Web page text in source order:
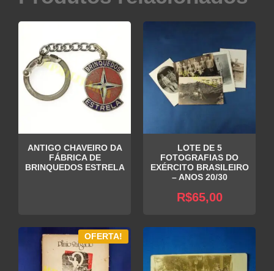
ANTIGO CHAVEIRO DA
FÁBRICA DE
BRINQUEDOS ESTRELA
LOTE DE 5
FOTOGRAFIAS DO
EXÉRCITO BRASILEIRO
– ANOS 20/30
R$65,00
OFERTA!